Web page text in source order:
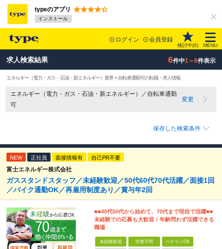
typeのアプリ
インストール
ログイン 会員登録
検討中(0) MENU
求人検索結果 6件中1～6件表示
エネルギー（電力・ガス・石油・新エネルギー）業界 × 自転車通勤可の転職・求人情報
エネルギー（電力・ガス・石油・新エネルギー）／自転車通勤
可
変更
保存した検索条件
NEW 正社員 面接情報有 自己PR不要
富士エネルギー株式会社
ガススタンドスタッフ／未経験歓迎／50代60代70代活躍／面接1回
／バイク通勤OK／再雇用制度あり／賞与年2回
■■40代50代から始めて、70代まで現役で活躍■■
未経験での応募も大歓迎！年齢問わず活躍できる
職場
未経験歓迎 学歴不問 ベテランOK